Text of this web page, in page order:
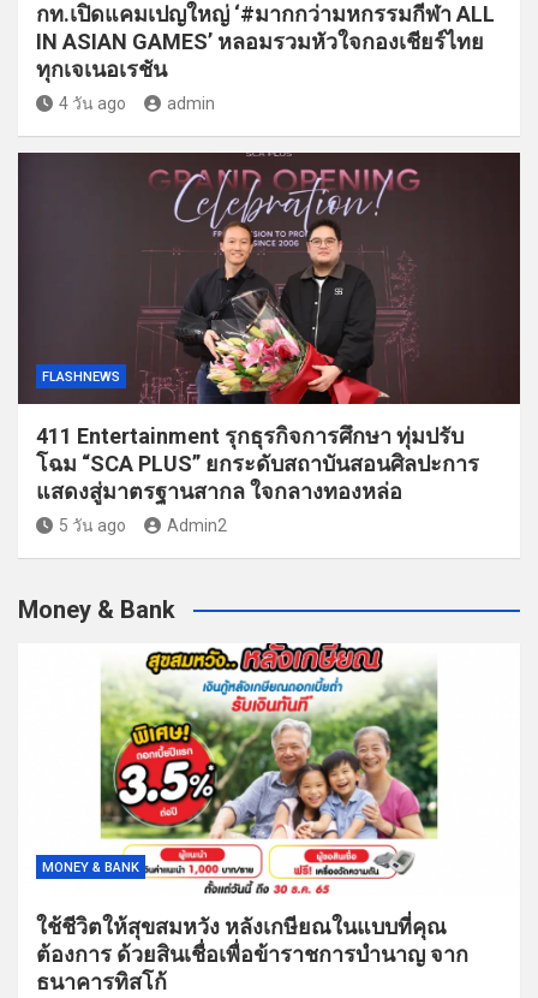
กท.เปิดแคมเปญใหญ่ ‘#มากกว่ามหกรรมกีฬา ALL
IN ASIAN GAMES’ หลอมรวมหัวใจกองเชียร์ไทย
ทุกเจเนอเรชัน
4 วัน ago admin
FLASHNEWS
411 Entertainment รุกธุรกิจการศึกษา ทุ่มปรับ
โฉม “SCA PLUS” ยกระดับสถาบันสอนศิลปะการ
แสดงสู่มาตรฐานสากล ใจกลางทองหล่อ
5 วัน ago Admin2
Money & Bank
MONEY & BANK
ใช้ชีวิตให้สุขสมหวัง หลังเกษียณในแบบที่คุณ
ต้องการ ด้วยสินเชื่อเพื่อข้าราชการบำนาญ จาก
ธนาคารทิสโก้